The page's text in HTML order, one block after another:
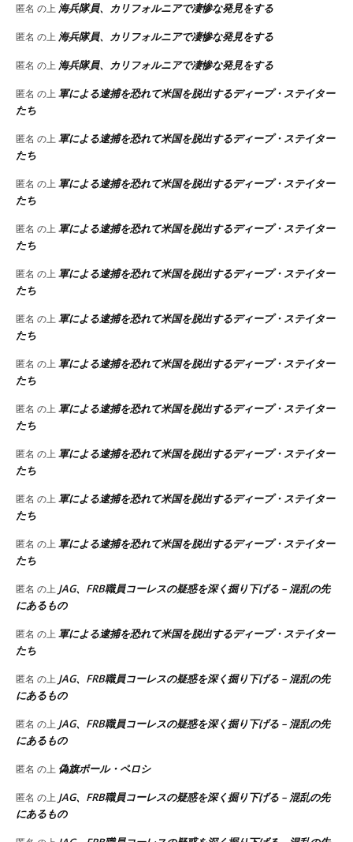
匿名 の上 海兵隊員、カリフォルニアで凄惨な発見をする
匿名 の上 海兵隊員、カリフォルニアで凄惨な発見をする
匿名 の上 海兵隊員、カリフォルニアで凄惨な発見をする
匿名 の上 軍による逮捕を恐れて米国を脱出するディープ・ステイター
たち
匿名 の上 軍による逮捕を恐れて米国を脱出するディープ・ステイター
たち
匿名 の上 軍による逮捕を恐れて米国を脱出するディープ・ステイター
たち
匿名 の上 軍による逮捕を恐れて米国を脱出するディープ・ステイター
たち
匿名 の上 軍による逮捕を恐れて米国を脱出するディープ・ステイター
たち
匿名 の上 軍による逮捕を恐れて米国を脱出するディープ・ステイター
たち
匿名 の上 軍による逮捕を恐れて米国を脱出するディープ・ステイター
たち
匿名 の上 軍による逮捕を恐れて米国を脱出するディープ・ステイター
たち
匿名 の上 軍による逮捕を恐れて米国を脱出するディープ・ステイター
たち
匿名 の上 軍による逮捕を恐れて米国を脱出するディープ・ステイター
たち
匿名 の上 軍による逮捕を恐れて米国を脱出するディープ・ステイター
たち
匿名 の上 JAG、FRB職員コーレスの疑惑を深く掘り下げる – 混乱の先
にあるもの
匿名 の上 軍による逮捕を恐れて米国を脱出するディープ・ステイター
たち
匿名 の上 JAG、FRB職員コーレスの疑惑を深く掘り下げる – 混乱の先
にあるもの
匿名 の上 JAG、FRB職員コーレスの疑惑を深く掘り下げる – 混乱の先
にあるもの
匿名 の上 偽旗ポール・ペロシ
匿名 の上 JAG、FRB職員コーレスの疑惑を深く掘り下げる – 混乱の先
にあるもの